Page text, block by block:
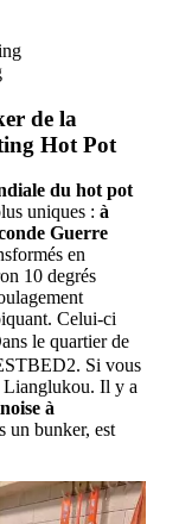
de la
Hot Pot
du hot pot
uniques : à
Guerre
en
10 degrés
Celui-ci
le quartier de
Si vous
Lianglukou. Il y a
à
un bunker, est